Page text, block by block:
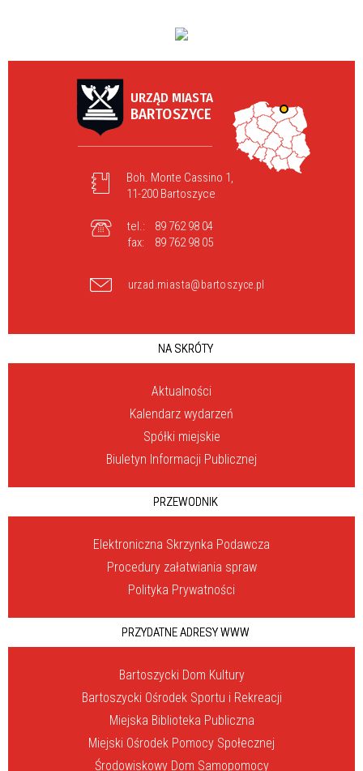
URZĄD MIASTA
BARTOSZYCE
Boh. Monte Cassino 1,
11-200 Bartoszyce
tel.:
89 762 98 04
fax:
89 762 98 05
urzad.miasta@bartoszyce.pl
NA SKRÓTY
Aktualności
Kalendarz wydarzeń
Spółki miejskie
Biuletyn Informacji Publicznej
PRZEWODNIK
Elektroniczna Skrzynka Podawcza
Procedury załatwiania spraw
Polityka Prywatności
PRZYDATNE ADRESY WWW
Bartoszycki Dom Kultury
Bartoszycki Ośrodek Sportu i Rekreacji
Miejska Biblioteka Publiczna
Miejski Ośrodek Pomocy Społecznej
Środowiskowy Dom Samopomocy